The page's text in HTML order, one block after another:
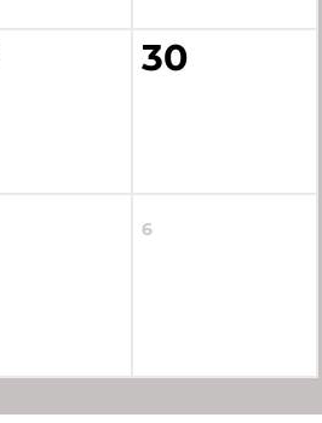
30
6